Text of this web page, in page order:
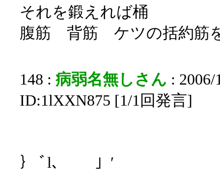
それを鍛えれば桶
腹筋 背筋 ケツの括約筋
148 : 病弱名無しさん :
ID:1lXXN875 [1/1回発言]
｝ ﾞl､ 」′